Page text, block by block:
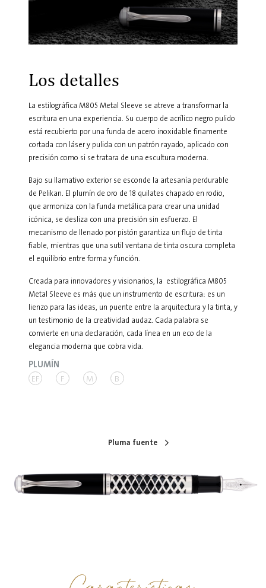
Los detalles
La estilográfica M805 Metal Sleeve se atreve a transformar la
escritura en una experiencia. Su cuerpo de acrílico negro pulido
está recubierto por una funda de acero inoxidable finamente
cortada con láser y pulida con un patrón rayado, aplicado con
precisión como si se tratara de una escultura moderna.
Bajo su llamativo exterior se esconde la artesanía perdurable
de Pelikan. El plumín de oro de 18 quilates chapado en rodio,
que armoniza con la funda metálica para crear una unidad
icónica, se desliza con una precisión sin esfuerzo. El
mecanismo de llenado por pistón garantiza un flujo de tinta
fiable, mientras que una sutil ventana de tinta oscura completa
el equilibrio entre forma y función.
Creada para innovadores y visionarios, la estilográfica M805
Metal Sleeve es más que un instrumento de escritura: es un
lienzo para las ideas, un puente entre la arquitectura y la tinta, y
un testimonio de la creatividad audaz. Cada palabra se
convierte en una declaración, cada línea en un eco de la
elegancia moderna que cobra vida.
PLUMÍN
EF F M B
Pluma fuente